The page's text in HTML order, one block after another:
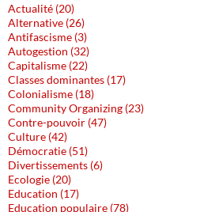
Actualité (20)
Alternative (26)
Antifascisme (3)
Autogestion (32)
Capitalisme (22)
Classes dominantes (17)
Colonialisme (18)
Community Organizing (23)
Contre-pouvoir (47)
Culture (42)
Démocratie (51)
Divertissements (6)
Ecologie (20)
Education (17)
Education populaire (78)